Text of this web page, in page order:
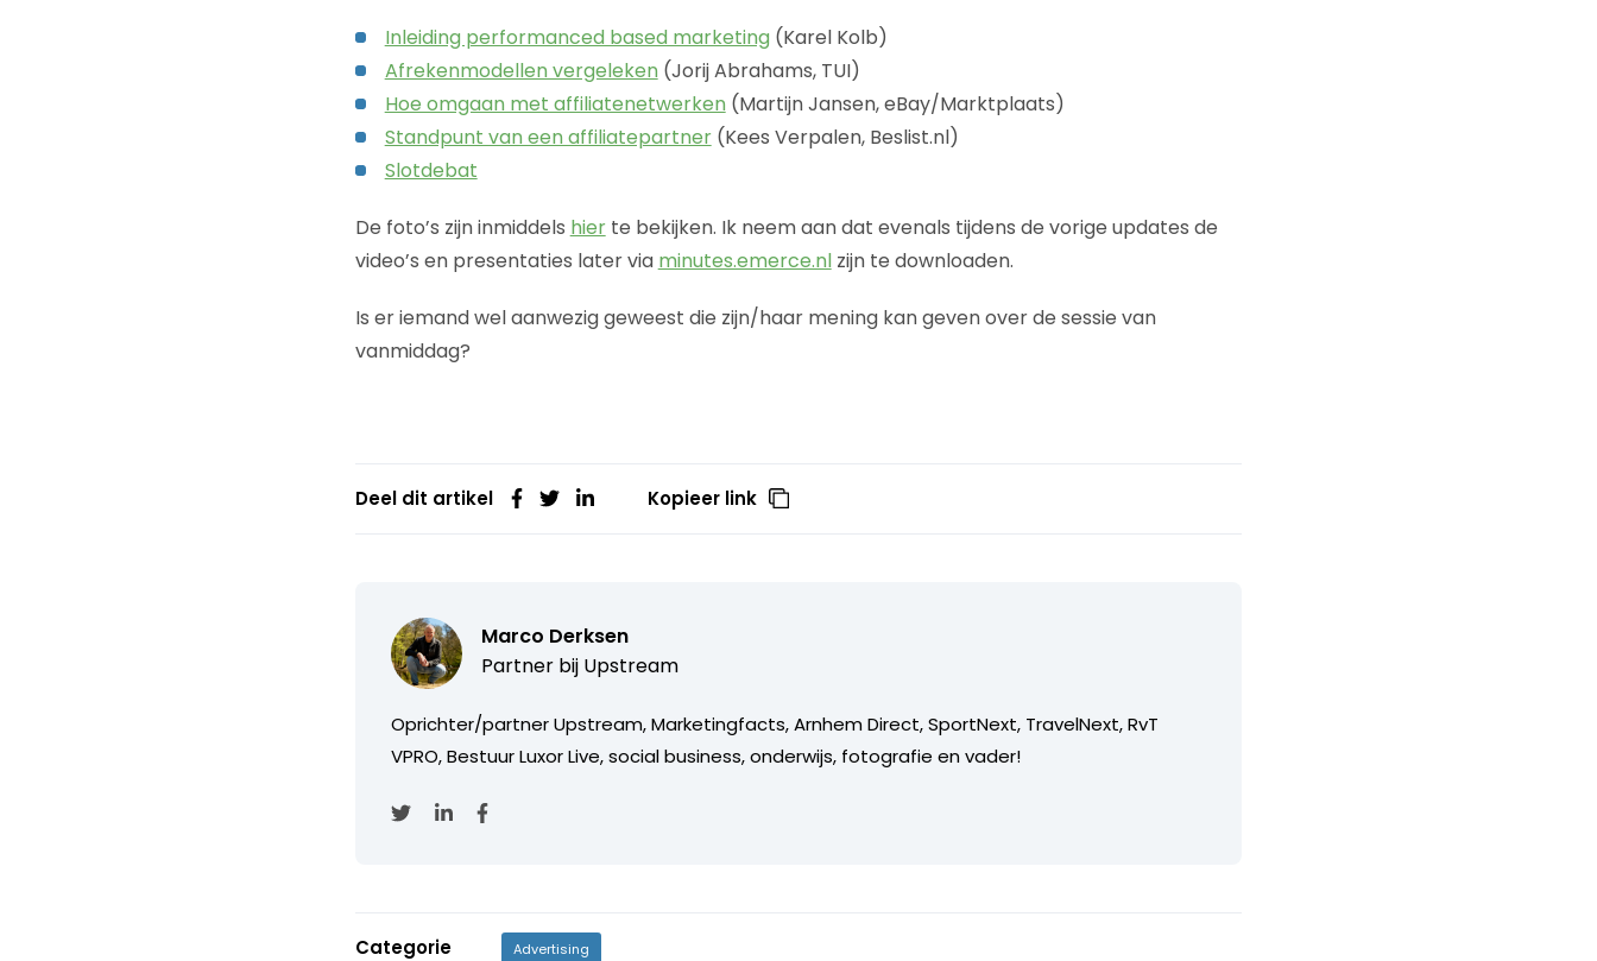
Inleiding performanced based marketing (Karel Kolb)
Afrekenmodellen vergeleken (Jorij Abrahams, TUI)
Hoe omgaan met affiliatenetwerken (Martijn Jansen, eBay/Marktplaats)
Standpunt van een affiliatepartner(Kees Verpalen, Beslist.nl)
Slotdebat
De foto’s zijn inmiddels hierte bekijken. Ik neem aan dat evenals tijdens de vorige updates de
video’s en presentaties later via minutes.emerce.nlzijn te downloaden.
Is er iemand wel aanwezig geweest die zijn/haar mening kan geven over de sessie van
vanmiddag?
Deel dit artikel Kopieer link
Marco Derksen
Partner bij Upstream
Oprichter/partner Upstream, Marketingfacts, Arnhem Direct, SportNext, TravelNext, RvT
VPRO, Bestuur Luxor Live, social business, onderwijs, fotografie en vader!
Categorie Advertising